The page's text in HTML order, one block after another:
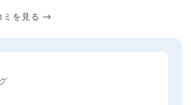
ミを見る →